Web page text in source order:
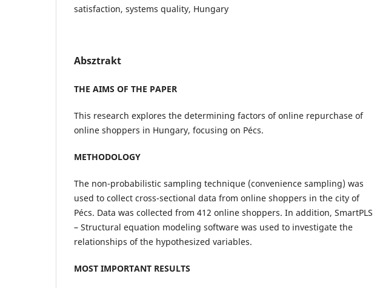
satisfaction, systems quality, Hungary
Absztrakt
THE AIMS OF THE PAPER
This research explores the determining factors of online repurchase of
online shoppers in Hungary, focusing on Pécs.
METHODOLOGY
The non-probabilistic sampling technique (convenience sampling) was
used to collect cross-sectional data from online shoppers in the city of
Pécs. Data was collected from 412 online shoppers. In addition, SmartPLS
– Structural equation modeling software was used to investigate the
relationships of the hypothesized variables.
MOST IMPORTANT RESULTS